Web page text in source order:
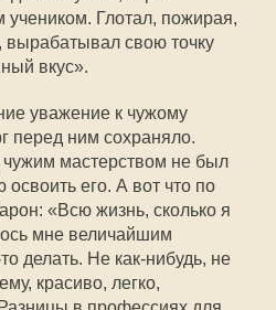
учеником. Глотал, пожирая,
вырабатывал свою точку
вкус».
уважение к чужому
перед ним сохраняло.
чужим мастерством не был
освоить его. А вот что по
«Всю жизнь, сколько я
мне величайшим
делать. Не как-нибудь, не
красиво, легко,